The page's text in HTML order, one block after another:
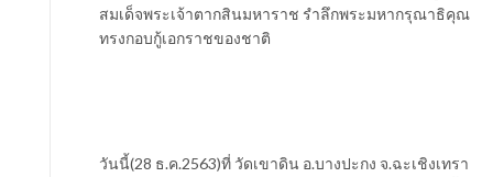
สมเด็จพระเจ้าตากสินมหาราช รำลึกพระมหากรุณาธิคุณ
ทรงกอบกู้เอกราชของชาติ
วันนี้(28 ธ.ค.2563)ที่ วัดเขาดิน อ.บางปะกง จ.ฉะเชิงเทรา